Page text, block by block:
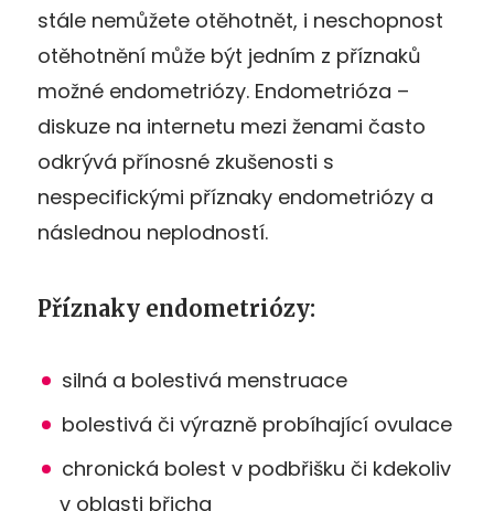
stále nemůžete otěhotnět, i neschopnost
otěhotnění může být jedním z příznaků
možné endometriózy. Endometrióza –
diskuze na internetu mezi ženami často
odkrývá přínosné zkušenosti s
nespecifickými příznaky endometriózy a
následnou neplodností.
Příznaky endometriózy:
silná a bolestivá menstruace
bolestivá či výrazně probíhající ovulace
chronická bolest v podbřišku či kdekoliv
v oblasti břicha